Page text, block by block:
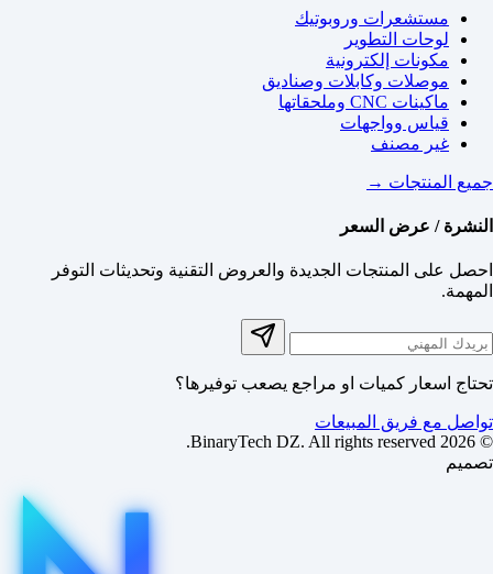
مستشعرات وروبوتيك
لوحات التطوير
مكونات إلكترونية
موصلات وكابلات وصناديق
ماكينات CNC وملحقاتها
قياس وواجهات
غير مصنف
جميع المنتجات →
النشرة / عرض السعر
احصل على المنتجات الجديدة والعروض التقنية وتحديثات التوفر
المهمة.
تحتاج اسعار كميات او مراجع يصعب توفيرها؟
تواصل مع فريق المبيعات
© 2026 BinaryTech DZ. All rights reserved.
تصميم